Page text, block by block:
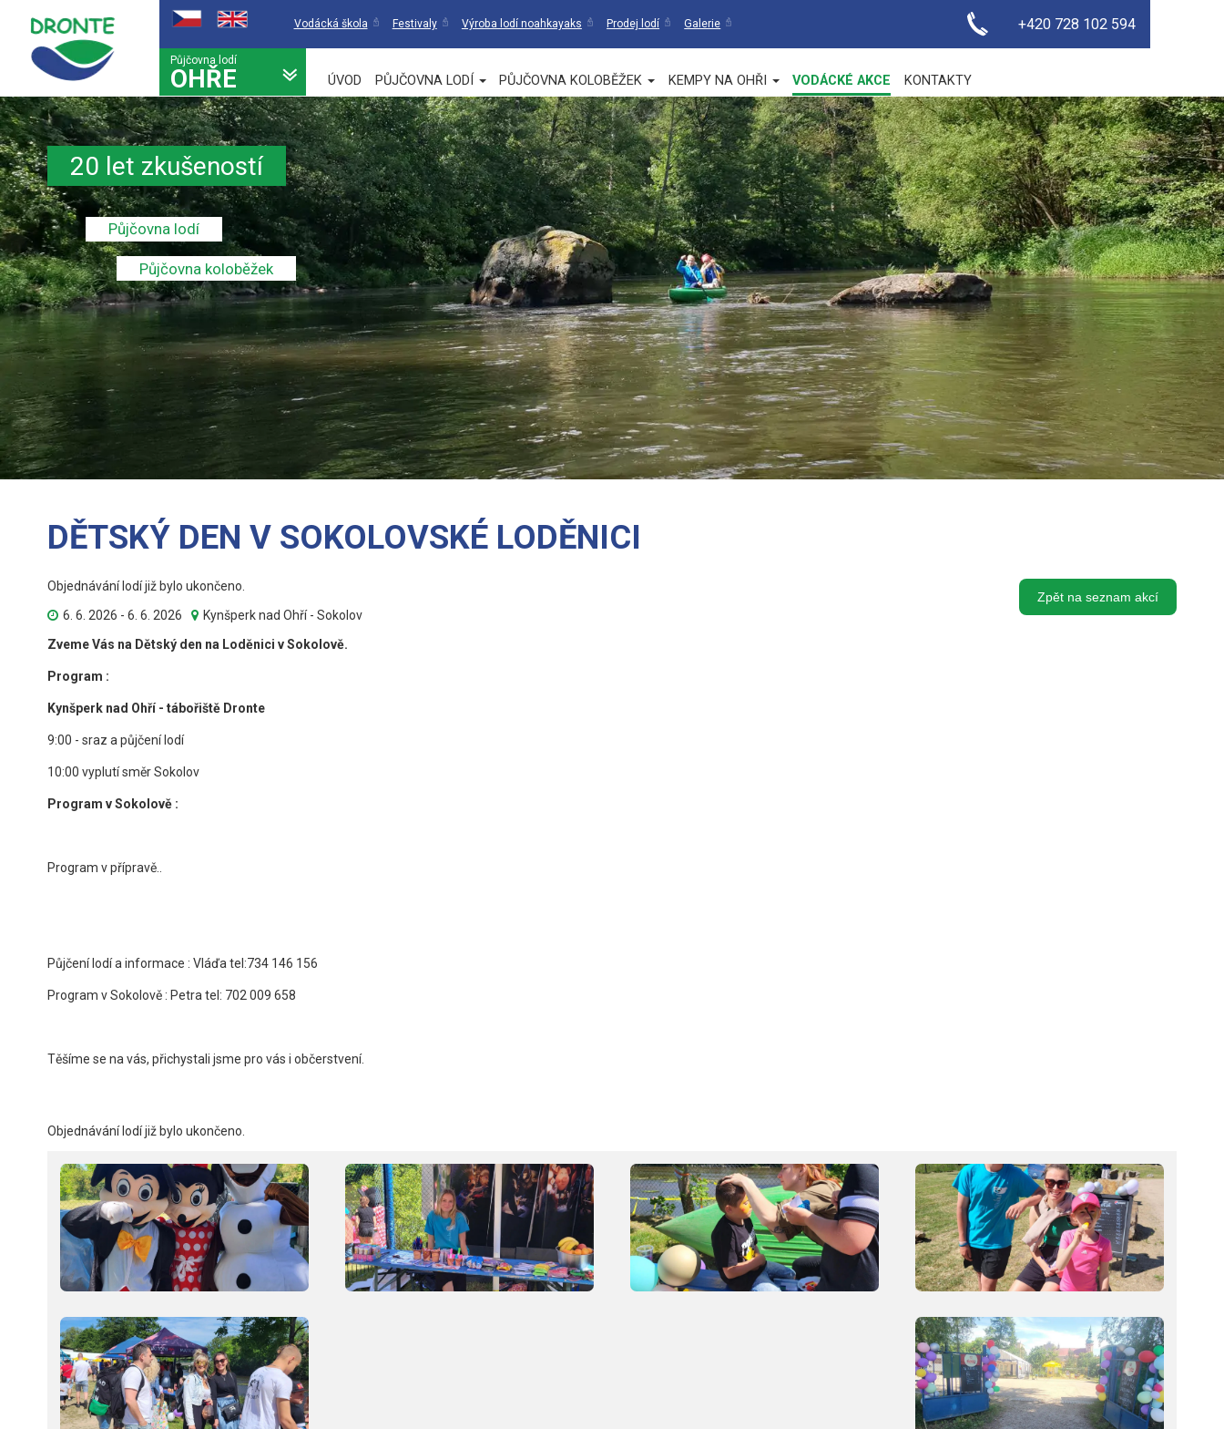
Vodácká škola Festivaly Výroba lodí noahkayaks Prodej lodí Galerie +420 728 102 594
Půjčovna lodí
OHŘE ÚVOD PŮJČOVNA LODÍ PŮJČOVNA KOLOBĚŽEK KEMPY NA OHŘI VODÁCKÉ AKCE KONTAKTY
20 let zkušeností
Půjčovna lodí
Půjčovna koloběžek
DĚTSKÝ DEN V SOKOLOVSKÉ LODĚNICI
Zpět na seznam akcí
Objednávání lodí již bylo ukončeno.
6. 6. 2026 - 6. 6. 2026
Kynšperk nad Ohří - Sokolov
Zveme Vás na Dětský den na Loděnici v Sokolově.
Program :
Kynšperk nad Ohří - tábořiště Dronte
9:00 - sraz a půjčení lodí
10:00 vyplutí směr Sokolov
Program v Sokolově :
Program v přípravě..
Půjčení lodí a informace : Vláďa tel:734 146 156
Program v Sokolově : Petra tel: 702 009 658
Těšíme se na vás, přichystali jsme pro vás i občerstvení.
Objednávání lodí již bylo ukončeno.